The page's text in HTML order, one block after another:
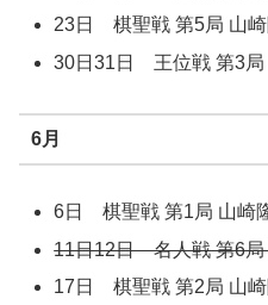
23日 棋聖戦 第5局 山
30日31日 王位戦 第3局
6月
6日 棋聖戦 第1局 山崎
11日12日 名人戦 第6局
17日 棋聖戦 第2局 山